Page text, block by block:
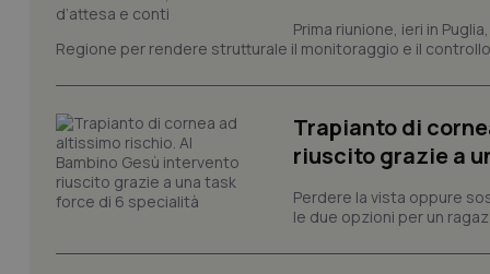
Prima riunione, ieri in
Regione per rendere strutturale il monitoraggio e il
Trapianto di
riuscito grazie a
Perdere la vista oppure
le due opzioni per un
I cookie necessari
e l'accesso alle aree